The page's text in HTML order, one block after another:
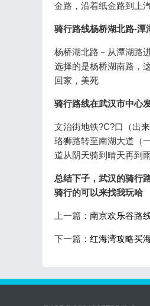
金路，沿着纸金路到上
骑行路线杨桥湖北路-潭
杨桥湖北路﹣从潭湖路
选择的是杨桥湖南路，
回家，美死
骑行路线在武汉市中心
文治街地铁?C?口（出
珞狮路转至南湖大道（
道从阴天骑到晴天再到
总结下子，武汉的骑行
骑行的可以来找我玩哈
上一篇： 南京欢乐谷路
下一篇： 红海湾攻略买